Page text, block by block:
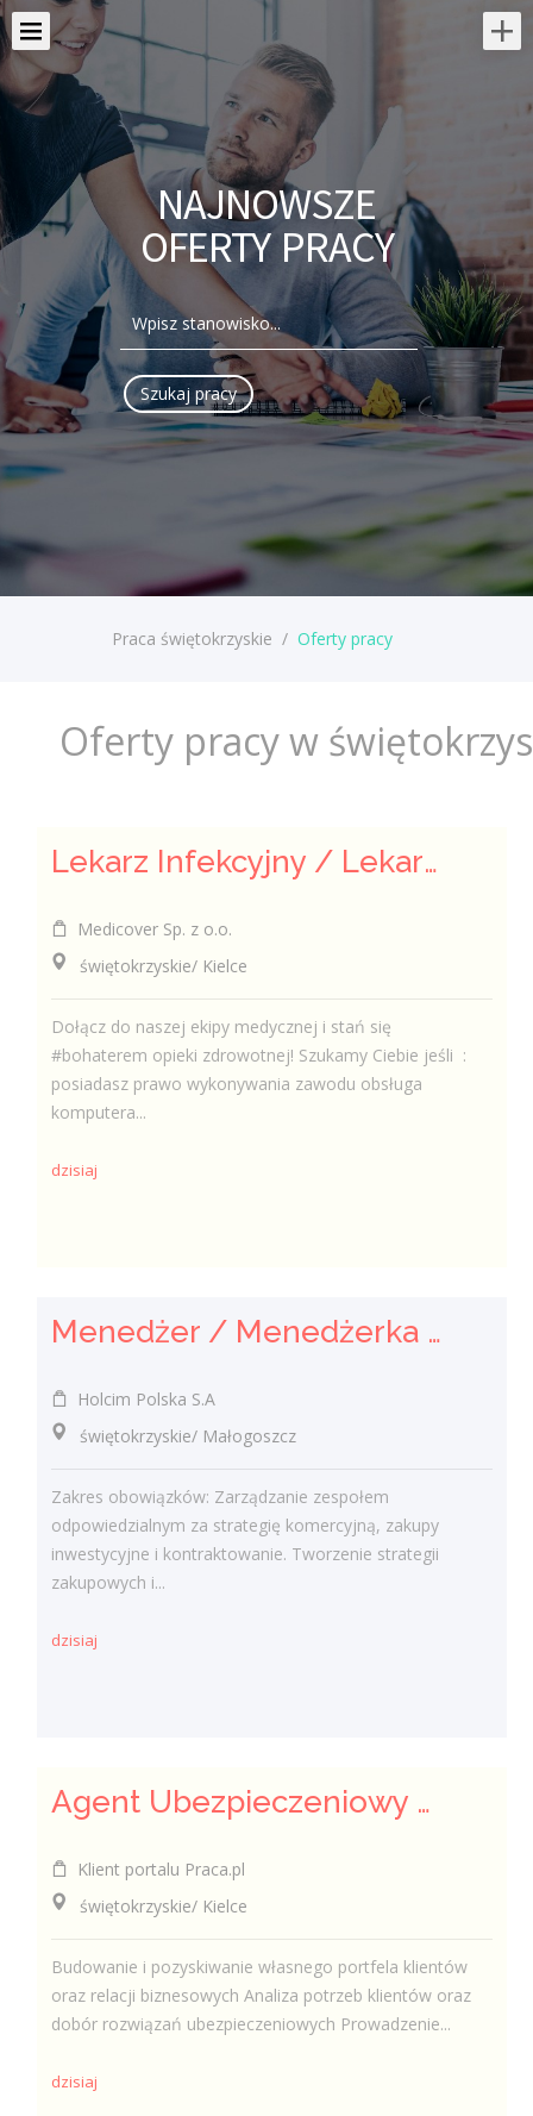
NAJNOWSZE
OFERTY PRACY
Praca świętokrzyskie / Oferty pracy
Oferty pracy w
Lekarz Infekcyjny / Lekarka Infekcyjna
Medicover Sp. z o.o.
świętokrzyskie/ Kielce
Dołącz do naszej ekipy medycznej i stań się
#bohaterem opieki zdrowotnej! Szukamy Ciebie jeśli ​ :
posiadasz prawo wykonywania zawodu obsługa
komputera...
dzisiaj
Menedżer / Menedżerka Zespołu Strategii Komercyjnej i Kontraktowania
Holcim Polska S.A
świętokrzyskie/ Małogoszcz
Zakres obowiązków: Zarządzanie zespołem
odpowiedzialnym za strategię komercyjną, zakupy
inwestycyjne i kontraktowanie. Tworzenie strategii
zakupowych i...
dzisiaj
Agent Ubezpieczeniowy / Agentka Ubezpieczeniowa
Klient portalu Praca.pl
świętokrzyskie/ Kielce
Budowanie i pozyskiwanie własnego portfela klientów
oraz relacji biznesowych Analiza potrzeb klientów oraz
dobór rozwiązań ubezpieczeniowych Prowadzenie...
dzisiaj